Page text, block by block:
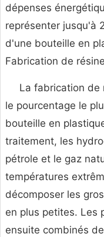
dépenses
représenter jusqu'à
d'une bouteille en
Fabrication de
La fabrication de
le pourcentage le
bouteille en
traitement, les
pétrole et le gaz
températures
décomposer les
en plus petites. Les
ensuite combinés